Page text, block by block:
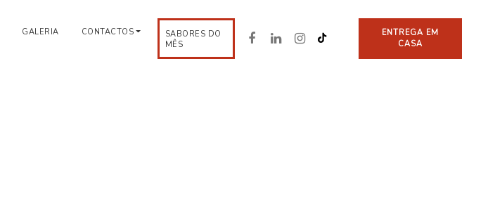
GALERIA CONTACTOS
SABORES DO
MÊS
ENTREGA EM
CASA